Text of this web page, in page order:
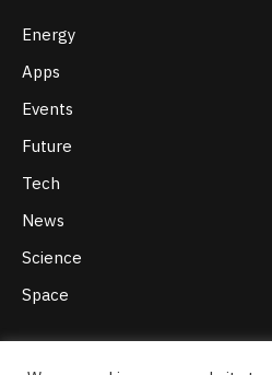
Energy
Apps
Events
Future
Tech
News
Science
Space